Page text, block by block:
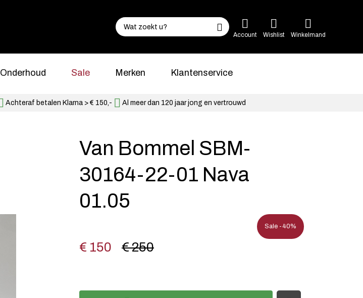
Account Wishlist Winkelmand
Onderhoud Sale Merken Klantenservice
Achteraf betalen Klarna > € 150,- Al meer dan 120 jaar jong en vertrouwd
Van Bommel SBM-
30164-22-01 Nava
01.05
Sale -40%
€ 250
€ 150